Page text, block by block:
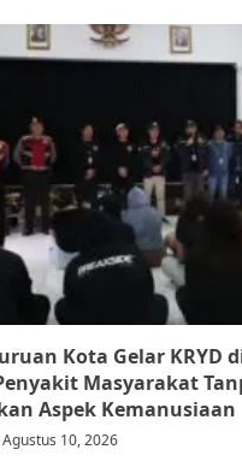
Kota Gelar KRYD
Masyarakat
Aspek Kemanusiaan
Agustus 10, 2026